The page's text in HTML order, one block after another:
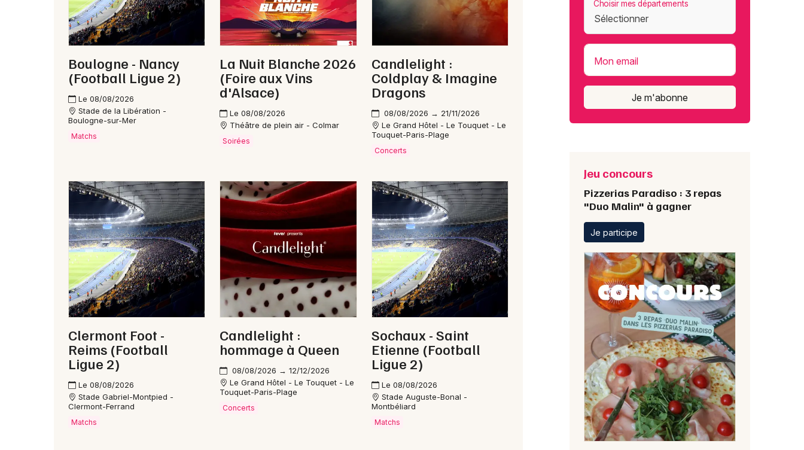
Je m'abonne
qui questionnent le monde qui nous entoure.
Boulogne - Nancy
(Football Ligue 2)
Le 08/08/2026
Stade de la Libération -
Boulogne-sur-Mer
Matchs
La Nuit Blanche 2026
(Foire aux Vins
d'Alsace)
Le 08/08/2026
Théâtre de plein air - Colmar
Soirées
Candlelight :
Coldplay & Imagine
Dragons
08/08/2026 → 21/11/2026
Le Grand Hôtel - Le Touquet - Le
Touquet-Paris-Plage
Concerts
Clermont Foot -
Reims (Football
Ligue 2)
Le 08/08/2026
Stade Gabriel-Montpied -
Clermont-Ferrand
Matchs
Candlelight :
hommage à Queen
08/08/2026 → 12/12/2026
Le Grand Hôtel - Le Touquet - Le
Touquet-Paris-Plage
Concerts
Sochaux - Saint
Etienne (Football
Ligue 2)
Le 08/08/2026
Stade Auguste-Bonal -
Montbéliard
Matchs
Choisir mes départements
Mon email
Je m'abonne
Jeu concours
Pizzerias Paradiso : 3 repas
"Duo Malin" à gagner
Je participe